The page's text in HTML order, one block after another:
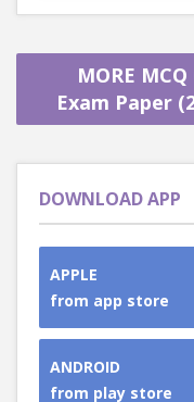
MORE
Exam Paper
DOWNLOAD APP
APPLE
from app store
ANDROID
from play store